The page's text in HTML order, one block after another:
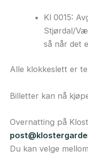
Kl 0015:
Stjørdal/
så når det
Alle klokkeslett er
Billetter kan nå
Overnatting på
Du kan velge